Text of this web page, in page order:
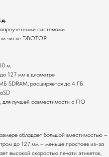
системами.
числе ЭВОТОР
м,
до 127 мм в диаметре
SDRAM, расширяется до 4 ГБ
для лучшей совместимости с ПО
обладает большой вместимостью –
до 127 мм – меньше простоев из-за
высокой скоростью печати этикеток,